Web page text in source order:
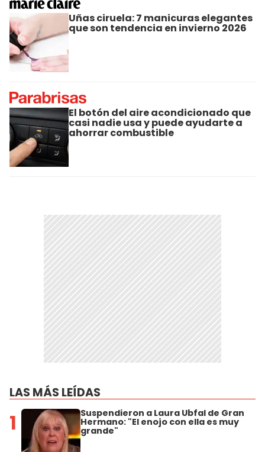
Uñas ciruela: 7 manicuras elegantes
que son tendencia en invierno 2026
El botón del aire acondicionado que
casi nadie usa y puede ayudarte a
ahorrar combustible
LAS MÁS LEÍDAS
1 Suspendieron a Laura Ubfal de Gran
Hermano: "El enojo con ella es muy
grande"